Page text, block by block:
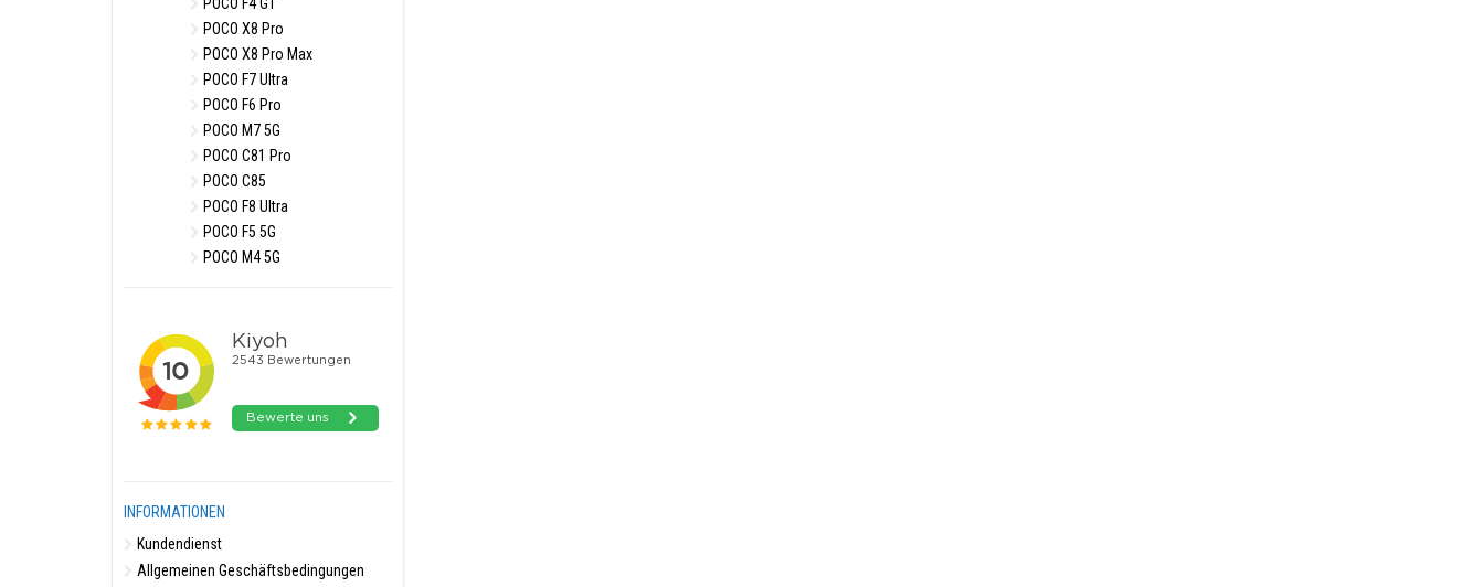
POCO X8 Pro
POCO X8 Pro Max
POCO F7 Ultra
POCO F6 Pro
POCO M7 5G
POCO C81 Pro
POCO C85
POCO F8 Ultra
POCO F5 5G
POCO M4 5G
INFORMATIONEN
Kundendienst
Allgemeinen Geschäftsbedingungen